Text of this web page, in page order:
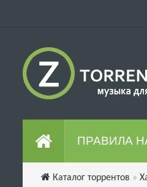
ПРАВИЛА
Каталог торрентов »